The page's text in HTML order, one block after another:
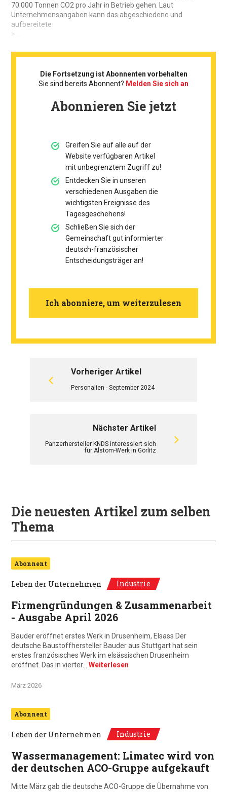
70.000 Tonnen CO2 pro Jahr in Betrieb gehen. Laut
Unternehmensangaben kann das abgeschiedene und
aufbereitete
> ...
Die Fortsetzung ist Abonnenten vorbehalten
Sie sind bereits Abonnent? Melden Sie sich an
Abonnieren Sie jetzt
Greifen Sie auf alle auf der
Website verfügbaren Artikel
mit unbegrenztem Zugriff zu!
Entdecken Sie in unseren
verschiedenen Ausgaben die
wichtigsten Ereignisse des
Tagesgeschehens!
Schließen Sie sich der
Gemeinschaft gut informierter
deutsch-französischer
Entscheidungsträger an!
Ich abonniere, um weiterzulesen
Vorheriger Artikel
Personalien - September 2024
Nächster Artikel
Panzerhersteller KNDS interessiert sich
für Alstom-Werk in Görlitz
Die neuesten Artikel zum selben
Thema
Abonnent
Leben der Unternehmen Industrie
Firmengründungen & Zusammenarbeit
- Ausgabe April 2026
Bauder eröffnet erstes Werk in Drusenheim, Elsass Der
deutsche Baustoffhersteller Bauder aus Stuttgart hat sein
erstes französisches Werk im elsässischen Drusenheim
eröffnet. Das in vierter… Weiterlesen
März 2026
Abonnent
Leben der Unternehmen Industrie
Wassermanagement: Limatec wird von
der deutschen ACO-Gruppe aufgekauft
Mitte März gab die deutsche ACO-Gruppe die Übernahme von